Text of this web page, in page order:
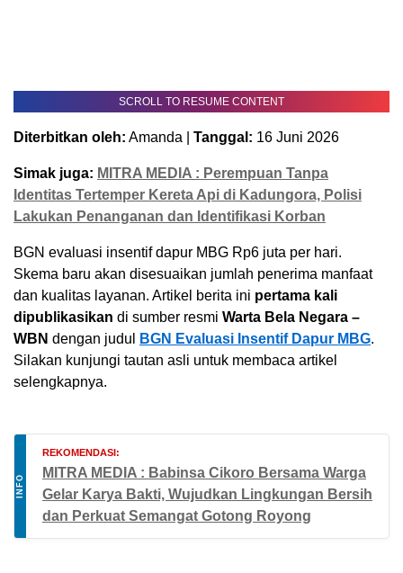
SCROLL TO RESUME CONTENT
Diterbitkan oleh: Amanda | Tanggal: 16 Juni 2026
Simak juga: MITRA MEDIA : Perempuan Tanpa
Identitas Tertemper Kereta Api di Kadungora, Polisi
Lakukan Penanganan dan Identifikasi Korban
BGN evaluasi insentif dapur MBG Rp6 juta per hari.
Skema baru akan disesuaikan jumlah penerima manfaat
dan kualitas layanan. Artikel berita ini pertama kali
dipublikasikan di sumber resmi Warta Bela Negara –
WBN dengan judul BGN Evaluasi Insentif Dapur MBG.
Silakan kunjungi tautan asli untuk membaca artikel
selengkapnya.
INFO
REKOMENDASI:
MITRA MEDIA : Babinsa Cikoro Bersama Warga
Gelar Karya Bakti, Wujudkan Lingkungan Bersih
dan Perkuat Semangat Gotong Royong